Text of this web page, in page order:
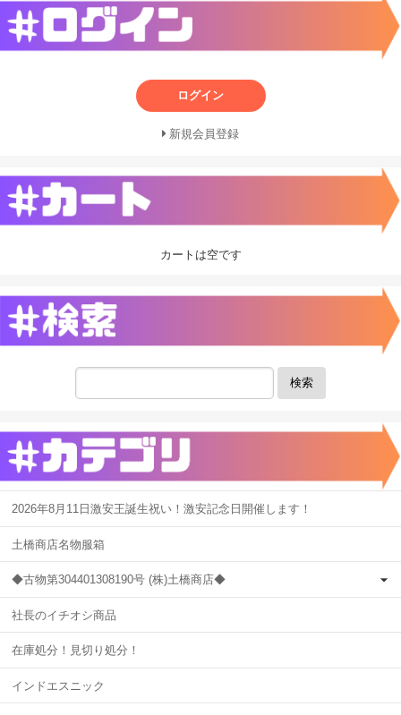
ログイン
新規会員登録
カートは空です
検索
2026年8月11日激安王誕生祝い！激安記念日開催します！
土橋商店名物服箱
◆古物第304401308190号 (株)土橋商店◆
社長のイチオシ商品
在庫処分！見切り処分！
インドエスニック